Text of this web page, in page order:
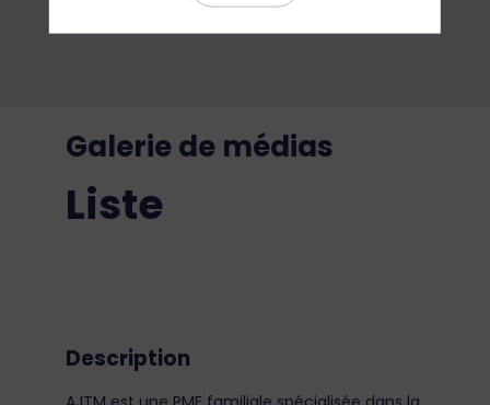
Galerie de médias
Liste
Description